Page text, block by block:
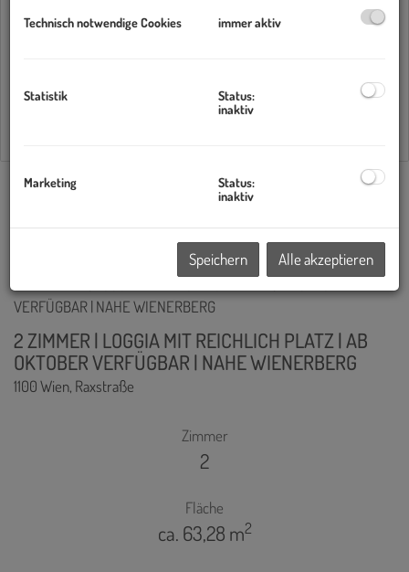
Filter zurücksetzen
2 ZIMMER | LOGGIA MIT REICHLICH PLATZ | AB
OKTOBER VERFÜGBAR | NAHE WIENERBERG
1100 Wien, Raxstraße
Zimmer
2
Fläche
ca. 63,28 m2
Technisch notwendige Cookies immer aktiv
Statistik
Status:
inaktiv
Marketing
Status:
inaktiv
Speichern Alle akzeptieren